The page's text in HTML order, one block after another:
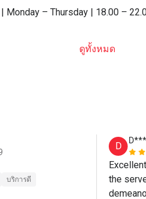
Monday – Thursday | 18.00 –
ดูทั้งหมด
บริการดี
D
the